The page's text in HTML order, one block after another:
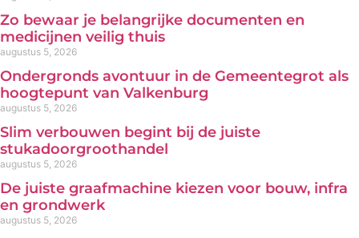
Zo bewaar je belangrijke documenten en
medicijnen veilig thuis
augustus 5, 2026
Ondergronds avontuur in de Gemeentegrot als
hoogtepunt van Valkenburg
augustus 5, 2026
Slim verbouwen begint bij de juiste
stukadoorgroothandel
augustus 5, 2026
De juiste graafmachine kiezen voor bouw, infra
en grondwerk
augustus 5, 2026